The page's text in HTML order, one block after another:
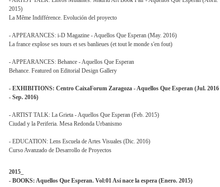
2015)
La Même Indifférence. Evolución del proyecto
- APPEARANCES: i-D Magazine - Aquellos Que Esperan (May. 2016)
La france explose ses tours et ses banlieues (et tout le monde s'en fout)
- APPEARANCES: Behance - Aquellos Que Esperan
Behance. Featured on Editorial Design Gallery
- EXHIBITIONS: Centro CaixaForum Zaragoza - Aquellos Que Esperan (Jul. 2016
- Sep. 2016)
- ARTIST TALK: La Grieta - Aquellos Que Esperan (Feb. 2015)
Ciudad y la Periferia. Mesa Redonda Urbanismo
- EDUCATION: Lens Escuela de Artes Visuales (Dic. 2016)
Curso Avanzado de Desarrollo de Proyectos
2015_
- BOOKS: Aquellos Que Esperan. Vol:01 Así nace la espera (Enero. 2015)